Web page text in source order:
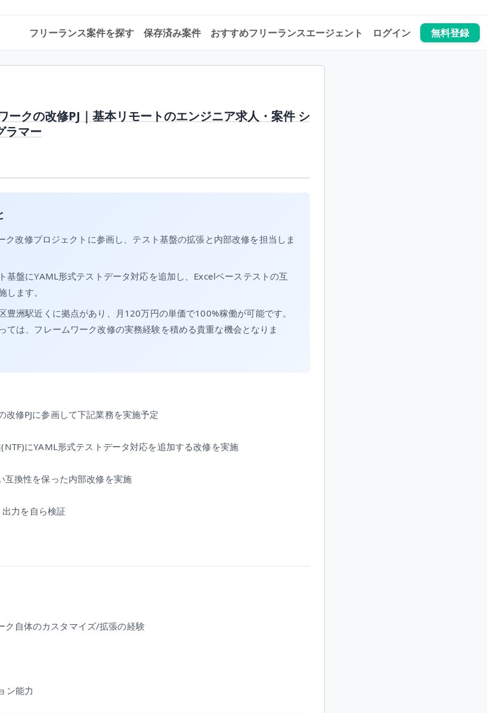
フリーランス案件を探す 保存済み案件 おすすめフリーランスエージェント ログイン 無料登録
ークの改修PJ｜基本リモートのエンジニア求人・案件 シ
ラマー
ク改修プロジェクトに参画し、テスト基盤の拡張と内部改修を担当しま
基盤にYAML形式テストデータ対応を追加し、Excelベーステストの互
ます。
豊洲駅近くに拠点があり、月120万円の単価で100%稼働が可能です。
ては、フレームワーク改修の実務経験を積める貴重な機会となりま
改修PJに参画して下記業務を実施予定
にYAML形式テストデータ対応を追加する改修を実施
互換性を保った内部改修を実施
力を自ら検証
自体のカスタマイズ/拡張の経験
ン能力